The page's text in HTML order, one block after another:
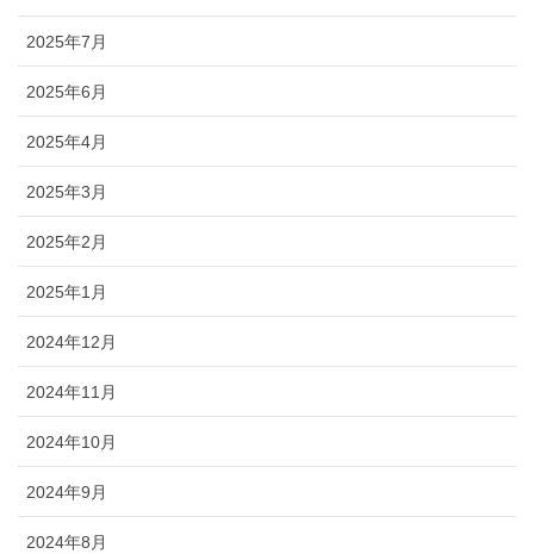
2025年7月
2025年6月
2025年4月
2025年3月
2025年2月
2025年1月
2024年12月
2024年11月
2024年10月
2024年9月
2024年8月